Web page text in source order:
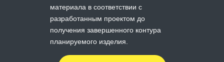
материала в соответствии с
разработанным проектом до
получения завершенного контура
планируемого изделия.